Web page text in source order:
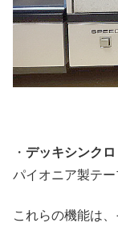
・ デッキシンクロ
パイオニア製テ
これらの機能は